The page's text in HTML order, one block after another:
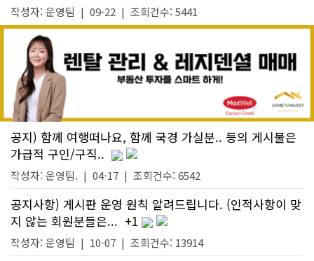
작성자: 운영팀 | 09-22 | 조회건수: 5441
공지) 함께 여행떠나요, 함께 국경 가실분.. 등의 게시물은
가급적 구인/구직..
작성자: 운영팀. | 04-17 | 조회건수: 6542
공지사항) 게시판 운영 원칙 알려드립니다. (인적사항이 맞
지 않는 회원분들은... +1
작성자: 운영팀 | 10-07 | 조회건수: 13914